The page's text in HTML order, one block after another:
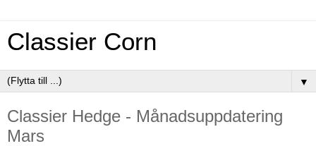
Classier Corn
▼
Classier Hedge - Månadsuppdatering
Mars